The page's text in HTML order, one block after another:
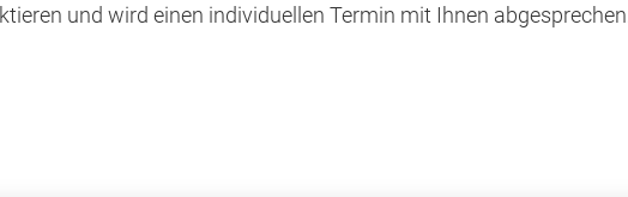
und wird einen individuellen Termin mit Ihnen